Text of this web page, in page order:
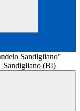
Sandigliano (BI)